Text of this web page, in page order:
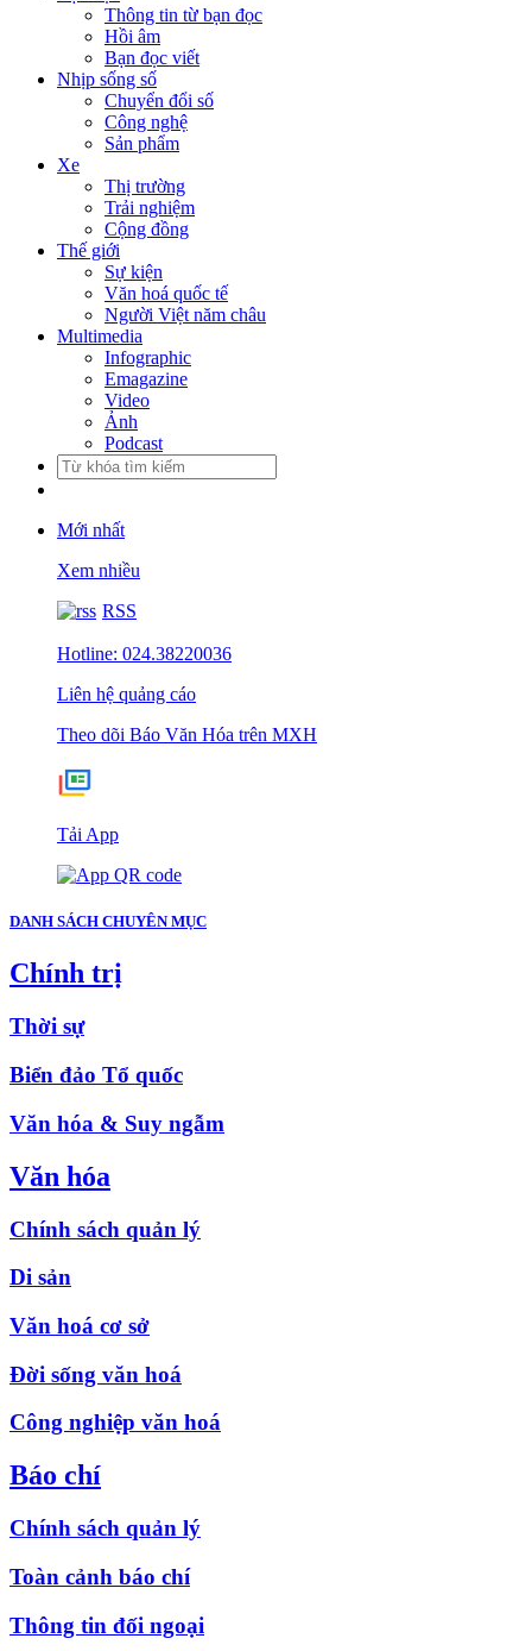
Thông tin từ bạn đọc
Hồi âm
Bạn đọc viết
Nhịp sống số
Chuyển đổi số
Công nghệ
Sản phẩm
Xe
Thị trường
Trải nghiệm
Cộng đồng
Thế giới
Sự kiện
Văn hoá quốc tế
Người Việt năm châu
Multimedia
Infographic
Emagazine
Video
Ảnh
Podcast
Mới nhất
Xem nhiều
RSS
Hotline: 024.38220036
Liên hệ quảng cáo
Theo dõi Báo Văn Hóa trên MXH
Tải App
DANH SÁCH CHUYÊN MỤC
Chính trị
Thời sự
Biển đảo Tổ quốc
Văn hóa & Suy ngẫm
Văn hóa
Chính sách quản lý
Di sản
Văn hoá cơ sở
Đời sống văn hoá
Công nghiệp văn hoá
Báo chí
Chính sách quản lý
Toàn cảnh báo chí
Thông tin đối ngoại